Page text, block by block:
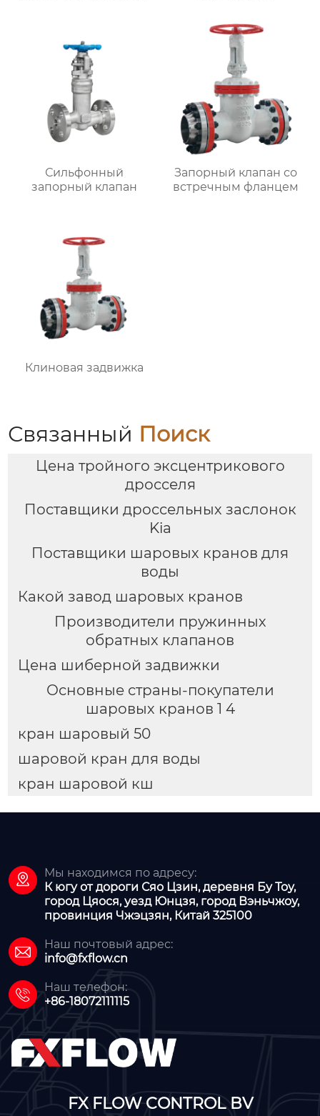
Сильфонный
запорный клапан
Запорный клапан со
встречным фланцем
Клиновая задвижка
Связанный Поиск
Цена тройного эксцентрикового
дросселя
Поставщики дроссельных заслонок
Kia
Поставщики шаровых кранов для
воды
Какой завод шаровых кранов
Производители пружинных
обратных клапанов
Цена шиберной задвижки
Основные страны-покупатели
шаровых кранов 1 4
кран шаровый 50
шаровой кран для воды
кран шаровой кш

Мы находимся по адресу:
К югу от дороги Сяо Цзин, деревня Бу Тоу,
город Цяося, уезд Юнцзя, город Вэньчжоу,
провинция Чжэцзян, Китай 325100

Наш почтовый адрес:
info@fxflow.cn

Наш телефон:
+86-18072111115
FX FLOW CONTROL BV